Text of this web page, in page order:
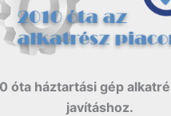
óta háztartási gép
javításhoz.